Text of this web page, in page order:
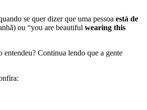
se quer dizer que uma pessoa está de
ou “you are beautiful wearing this
entendeu? Continua lendo que a gente